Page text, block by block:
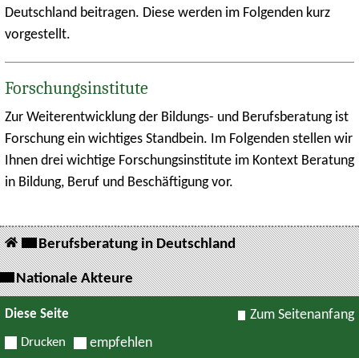
Deutschland beitragen. Diese werden im Folgenden kurz
vorgestellt.
Forschungsinstitute
Zur Weiterentwicklung der Bildungs- und Berufsberatung ist
Forschung ein wichtiges Standbein. Im Folgenden stellen wir
Ihnen drei wichtige Forschungsinstitute im Kontext Beratung
in Bildung, Beruf und Beschäftigung vor.
Berufsberatung in Deutschland
Nationale Akteure
Diese Seite
Drucken empfehlen
Zum Seitenanfang